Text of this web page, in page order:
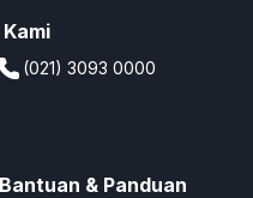
(021) 3093 0000
Bantuan & Panduan